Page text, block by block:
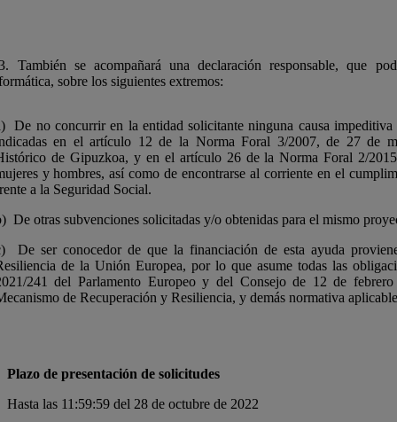
También se acompañará una declaración responsable, que
sobre los siguientes extremos:
De no concurrir en la entidad solicitante ninguna causa
en el artículo 12 de la Norma Foral 3/2007, de 27 de
de Gipuzkoa, y en el artículo 26 de la Norma Foral 2/
y hombres, así como de encontrarse al corriente en el
a la Seguridad Social.
De otras subvenciones solicitadas y/o obtenidas para el mismo
De ser conocedor de que la financiación de esta ayuda
de la Unión Europea, por lo que asume todas las
241 del Parlamento Europeo y del Consejo de 12 de
de Recuperación y Resiliencia, y demás normativa
Plazo de presentación de solicitudes
Hasta las 11:59:59 del 28 de octubre de 2022